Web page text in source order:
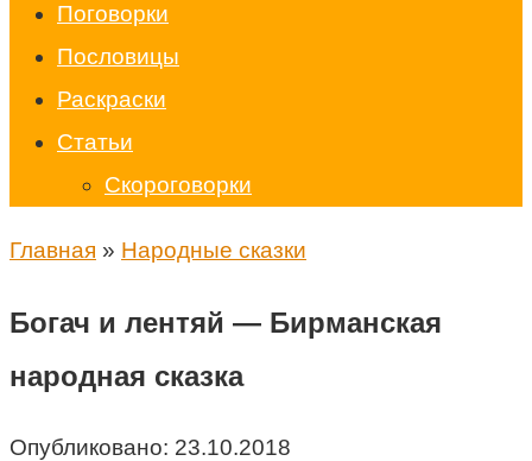
Поговорки
Пословицы
Раскраски
Статьи
Скороговорки
Главная » Народные сказки
Богач и лентяй — Бирманская
народная сказка
Опубликовано: 23.10.2018